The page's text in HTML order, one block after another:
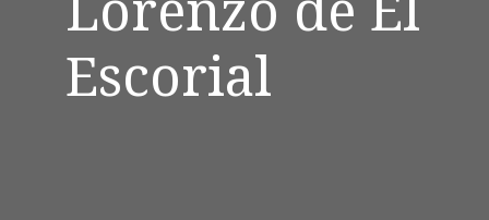
Escorial